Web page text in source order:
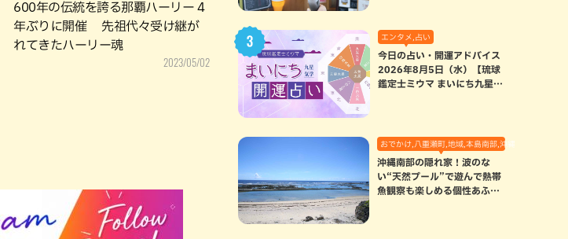
600年の伝統を誇る那覇ハーリー 4
年ぶりに開催 先祖代々受け継が
れてきたハーリー魂
2023/05/02
エンタメ,占い
今日の占い・開運アドバイス
2026年8月5日（水）【琉球
鑑定士ミウマ まいにち九星気
おでかけ,八重瀬町,地域,本島南部,沖縄の海,自然
沖縄南部の隠れ家！波のな
い“天然プール”で遊んで熱帯
魚観察も楽しめる個性あふれ